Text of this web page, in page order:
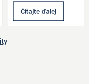
Čítajte ďalej